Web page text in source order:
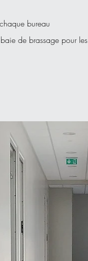
bureau
de brassage pour les